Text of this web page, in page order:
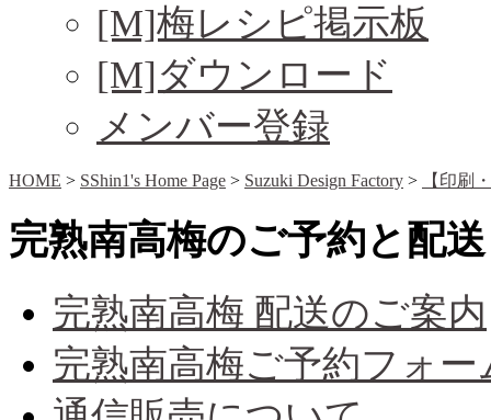
[M]梅レシピ掲示板
[M]ダウンロード
メンバー登録
HOME > SShin1's Home Page > Suzuki Design Factory > 【印刷
完熟南高梅のご予約と配送
完熟南高梅 配送のご案内
完熟南高梅ご予約フォー